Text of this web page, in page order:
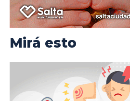
Mirá esto